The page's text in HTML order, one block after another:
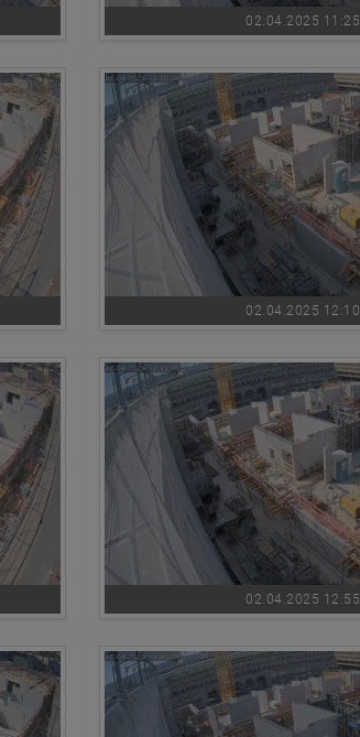
02.04.2025 11:25
02.04.2025 12:10
02.04.2025 12:55